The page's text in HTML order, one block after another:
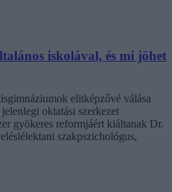
iskolával, és mi jöhet
elitképzővé válása
oktatási szerkezet
gyökeres reformjáért kiáltanak Dr.
szakpszichológus,